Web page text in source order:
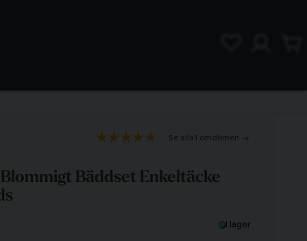
1 omdömen
Bäddset Enkeltäcke
I lager